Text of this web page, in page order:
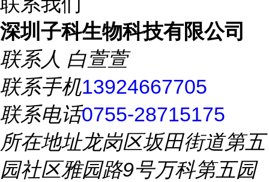
深圳子科生物科技有限公司
联系人 白萱萱
联系手机13924667705
联系电话0755-28715175
所在地址龙岗区坂田街道第五
园社区雅园路9号万科第五园